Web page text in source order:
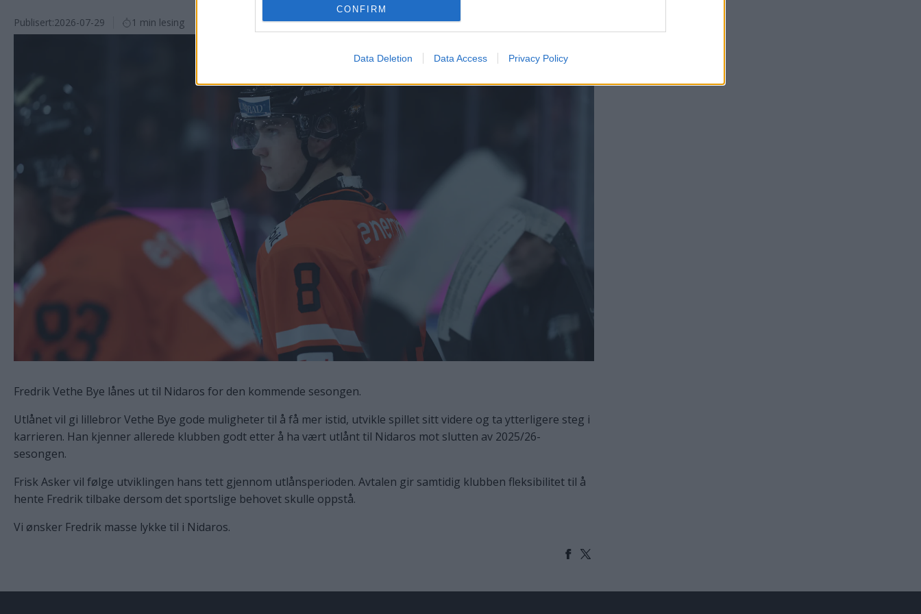
CONFIRM
Data Deletion Data Access Privacy Policy
Publisert:2026-07-29 1 min lesing
Fredrik Vethe Bye lånes ut til Nidaros for den kommende sesongen.
Utlånet vil gi lillebror Vethe Bye gode muligheter til å få mer istid, utvikle spillet sitt videre og ta ytterligere steg i
karrieren. Han kjenner allerede klubben godt etter å ha vært utlånt til Nidaros mot slutten av 2025/26-
sesongen.
Frisk Asker vil følge utviklingen hans tett gjennom utlånsperioden. Avtalen gir samtidig klubben fleksibilitet til å
hente Fredrik tilbake dersom det sportslige behovet skulle oppstå.
Vi ønsker Fredrik masse lykke til i Nidaros.